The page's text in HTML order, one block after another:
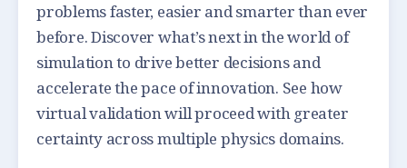
problems faster, easier and smarter than ever
before. Discover what’s next in the world of
simulation to drive better decisions and
accelerate the pace of innovation. See how
virtual validation will proceed with greater
certainty across multiple physics domains.